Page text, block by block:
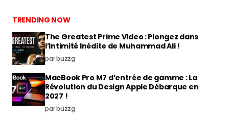
TRENDING NOW
The Greatest Prime Video : Plongez dans
l’Intimité Inédite de Muhammad Ali !
par buzzg
MacBook Pro M7 d’entrée de gamme : La
Révolution du Design Apple Débarque en
2027 !
par buzzg